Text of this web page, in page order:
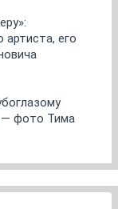
артиста, его
— фото Тима